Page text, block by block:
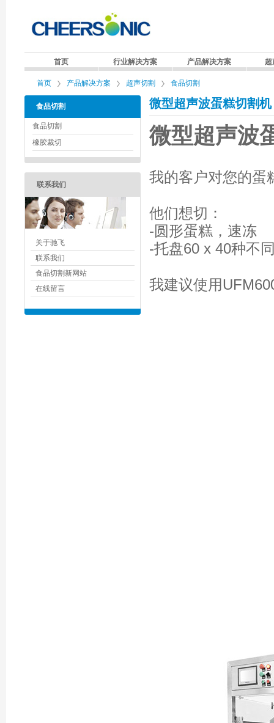
首页 行业解决方案 产品解决方案 超
首页 产品解决方案 超声切割 食品切割
食品切割
食品切割
橡胶裁切
联系我们
关于驰飞
联系我们
食品切割新网站
在线留言
微型超声波蛋糕切割
微型超声波
我的客户对您的蛋
他们想切：
-圆形蛋糕，速冻
-托盘60 x 40种不
我建议使用